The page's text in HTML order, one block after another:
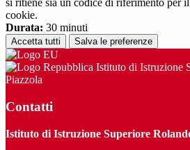
si ritiene sia un codice di riferimento per
cookie.
Durata: 30 minuti
Accetta tutti Salva le preferenze
Istituto di Istruzione
Piazzola
Contatti
Istituto di Istruzione Superiore